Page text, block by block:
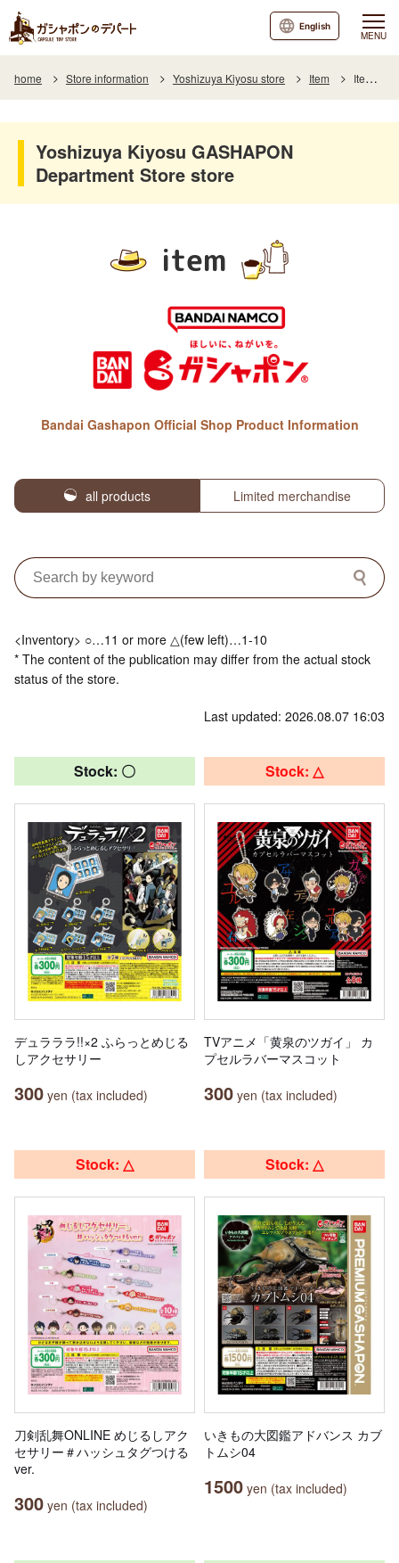
MENU
English
home Store information Yoshizuya Kiyosu store Item Item List
Yoshizuya Kiyosu GASHAPON
Department Store store
item
Bandai Gashapon Official Shop Product Information
all products Limited merchandise
<Inventory> ○…11 or more △(few left)…1-10
* The content of the publication may differ from the actual stock
status of the store.
Last updated: 2026.08.07 16:03
Stock: 〇
デュラララ!!×2 ふらっとめじる
しアクセサリー
300 yen (tax included)
Stock: △
TVアニメ「黄泉のツガイ」 カ
プセルラバーマスコット
300 yen (tax included)
Stock: △
刀剣乱舞ONLINE めじるしアク
セサリー＃ハッシュタグつける
ver.
300 yen (tax included)
Stock: △
いきもの大図鑑アドバンス カブ
トムシ04
1500 yen (tax included)